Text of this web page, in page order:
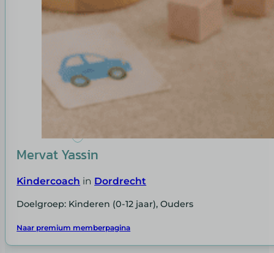
Mervat Yassin
Kindercoach in Dordrecht
Doelgroep: Kinderen (0-12 jaar), Ouders
Naar premium memberpagina